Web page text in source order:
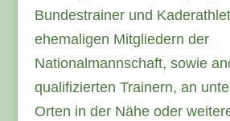
Bundestrainer und
ehemaligen Mitgliedern der
Nationalmannschaft, sowie
qualifizierten Trainern, an
Orten in der Nähe oder